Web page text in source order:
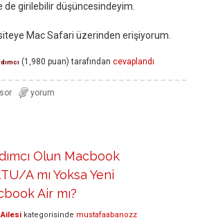
girilebilir düşüncesindeyim.
Mac Safari üzerinden erişiyorum.
(1,980 puan) tarafından cevaplandı
Olun Macbook
A mı Yoksa Yeni
Air mı?
kategorisinde mustafaabanozz